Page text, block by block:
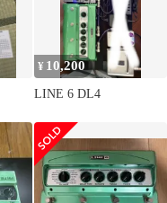
¥ 10,200
LINE 6 DL4